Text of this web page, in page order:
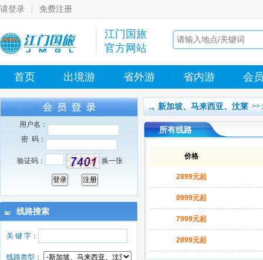
请登录 免费注册
江门国旅
官方网站
首页 出境游 省外游 省内游 会
用户名：
密 码：
验证码： 换一张
线路搜索
关 键 字：
线路类型：
新加坡、马来西亚、汶莱 >>
所有线路
价格
2899元起
8999元起
7999元起
2899元起